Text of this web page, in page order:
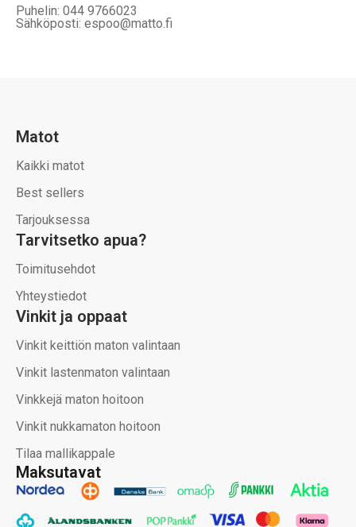
Puhelin: 044 9766023
Sähköposti: espoo@matto.fi
Maksutavat
Matot
Kaikki matot
Best sellers
Tarjouksessa
Tarvitsetko apua?
Toimitusehdot
Yhteystiedot
Vinkit ja oppaat
Vinkit keittiön maton valintaan
Vinkit lastenmaton valintaan
Vinkkejä maton hoitoon
Vinkit nukkamaton hoitoon
Tilaa mallikappale